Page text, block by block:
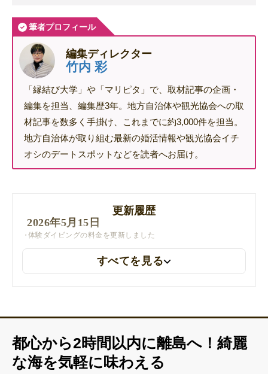
筆者プロフィール
編集ディレクター
竹内 彩
「縁結び大学」や「マリピタ」で、取材記事の企画・
編集を担当、編集歴3年。地方自治体や観光協会への取
材記事を数多く手掛け、これまでに約3,000件を担当。
地方自治体が取り組む最新の婚活情報や観光協会イチ
オシのデートスポットなどを読者へお届け。
更新履歴
2026年5月15日
体験ダイビングの料金を更新しました
すべてを見る
都心から2時間以内に離島へ！綺麗
な海を気軽に味わえる